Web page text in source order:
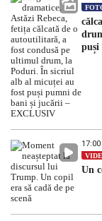
puși
17:00
Un